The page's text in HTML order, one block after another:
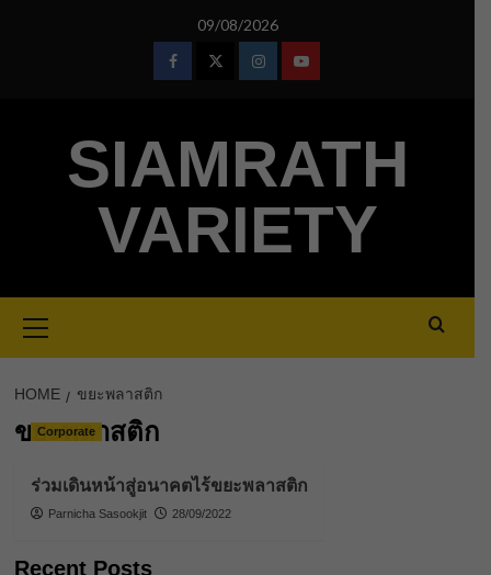
09/08/2026
FacebookTwitterInstagramYoutube
SIAMRATH
VARIETY
Menu
HOME ขยะพลาสติก
ขยะพลาสติก
Corporate
ร่วมเดินหน้าสู่อนาคตไร้ขยะพลาสติก
Parnicha Sasookjit 28/09/2022
Recent Posts